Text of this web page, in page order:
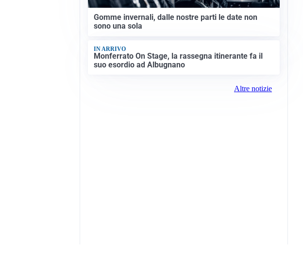
Gomme invernali, dalle nostre parti le date non
sono una sola
IN ARRIVO
Monferrato On Stage, la rassegna itinerante fa il
suo esordio ad Albugnano
Altre notizie